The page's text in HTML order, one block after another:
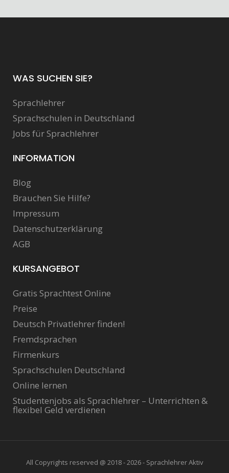
WAS SUCHEN SIE?
Sprachlehrer
Sprachschulen in Deutschland
Jobs für Sprachlehrer
INFORMATION
Blog
Brauchen Sie Hilfe?
Impressum
Datenschutzerklärung
AGB
KURSANGEBOT
Gratis Sprachtest Online
Preise
Deutsch Privatlehrer finden!
Fremdsprachen
Firmenkurs
Sprachschulen Deutschland
Online lernen
Studentenjobs als Sprachlehrer – Unterrichten &
flexibel Geld verdienen
All Copyrights reserved @ 2018 - 2026 - Sprachlehrer Aktiv